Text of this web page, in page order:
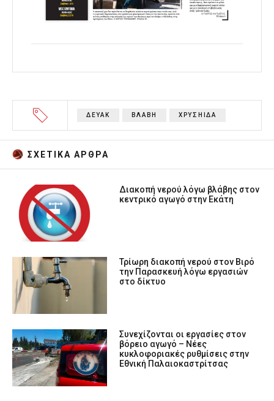
ΔΕΥΑΚ ΒΛΑΒΗ ΧΡΥΣΗΙΔΑ
ΣΧΕΤΙΚA AΡΘΡΑ
Διακοπή νερού λόγω βλάβης στον
κεντρικό αγωγό στην Εκάτη
Τρίωρη διακοπή νερού στον Βιρό
την Παρασκευή λόγω εργασιών
στο δίκτυο
Συνεχίζονται οι εργασίες στον
βόρειο αγωγό – Νέες
κυκλοφοριακές ρυθμίσεις στην
Εθνική Παλαιοκαστρίτσας